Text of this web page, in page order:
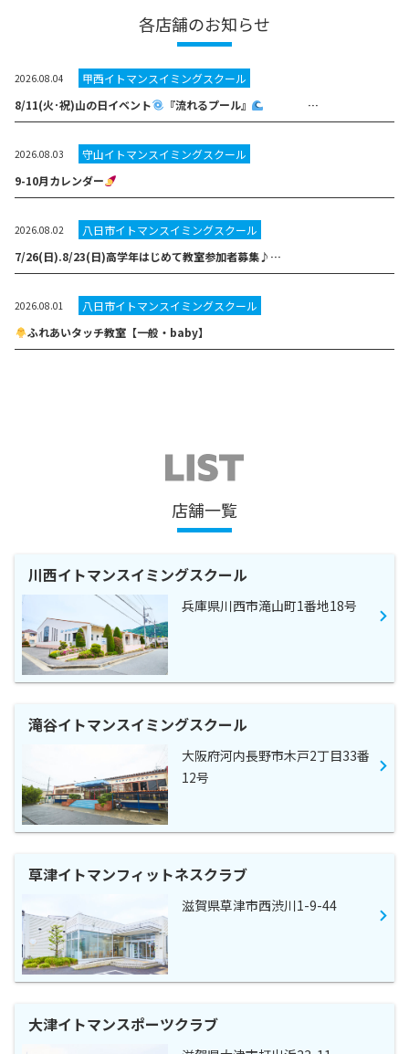
各店舗のお知らせ
2026.08.04
甲西イトマンスイミングスクール
8/11(火･祝)山の日イベント
『流れるプール』 …
2026.08.03
守山イトマンスイミングスクール
9-10月カレンダー
2026.08.02
八日市イトマンスイミングスクール
7/26(日).8/23(日)高学年はじめて教室参加者募集♪…
2026.08.01
八日市イトマンスイミングスクール
ふれあいタッチ教室【一般・baby】
店舗一覧
川西イトマンスイミングスクール
兵庫県川西市滝山町1番地18号
滝谷イトマンスイミングスクール
大阪府河内長野市木戸2丁目33番
12号
草津イトマンフィットネスクラブ
滋賀県草津市西渋川1-9-44
大津イトマンスポーツクラブ